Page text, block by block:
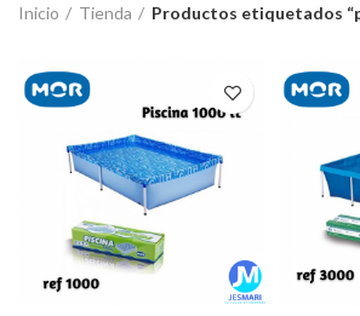
Inicio Tienda Productos etiquetados